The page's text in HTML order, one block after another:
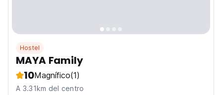
Hostel
MAYA Family
10Magnífico(1)
A 3.31km del centro